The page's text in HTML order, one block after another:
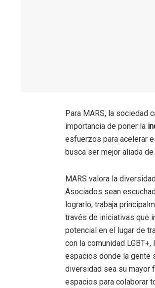
Para MARS, la sociedad
importancia de poner la
esfuerzos para acelerar
busca ser mejor aliada de
MARS valora la
Asociados sean
lograrlo, trabaja
través de iniciativas que
potencial en el lugar de
con la comunidad
espacios donde la gente
diversidad sea su mayor
espacios para colaborar